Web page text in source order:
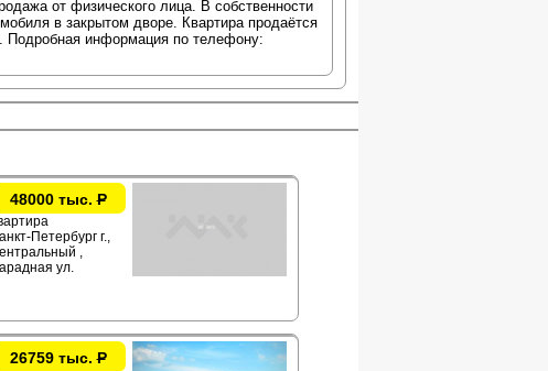
от физического лица. В собственности
в закрытом дворе. Квартира продаётся
Подробная информация по телефону:
48000 тыс.Р
Петербург г.,
,
ул.
26759 тыс.Р